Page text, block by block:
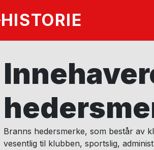
HISTORIE
Branns hedersmerke, som består av
vesentlig til klubben, sportslig,